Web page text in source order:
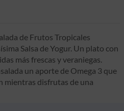
de Frutos Tropicales
Salsa de Yogur. Un plato con
más frescas y veraniegas.
un aporte de Omega 3 que
mientras disfrutas de una